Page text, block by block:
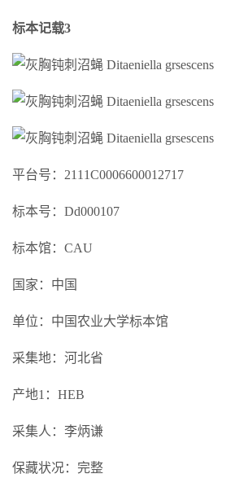
标本记载3
平台号：2111C0006600012717
标本号：Dd000107
标本馆：CAU
国家：中国
单位：中国农业大学标本馆
采集地：河北省
产地1：HEB
采集人：李炳谦
保藏状况：完整